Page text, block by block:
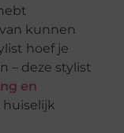
kunnen
hoef je
– deze stylist
en